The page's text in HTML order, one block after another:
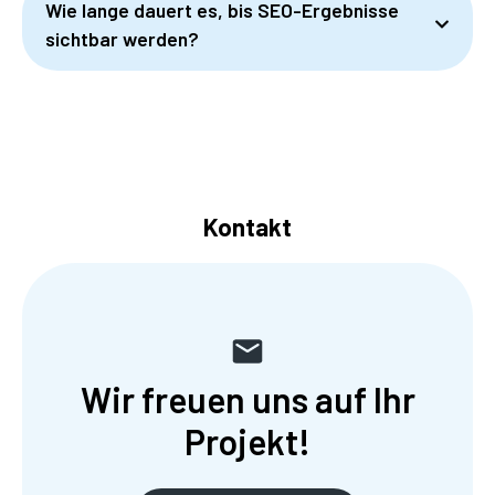
Wie lange dauert es, bis SEO-Ergebnisse
sichtbar werden?
Kontakt
Wir freuen uns auf Ihr
Projekt!